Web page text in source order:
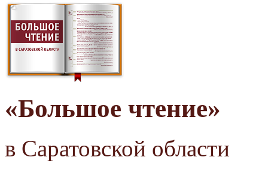
«Большое чтение»
в Саратовской области